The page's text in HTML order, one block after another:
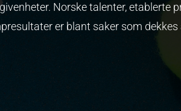
Norske talenter, etablerte
er blant saker som dekkes